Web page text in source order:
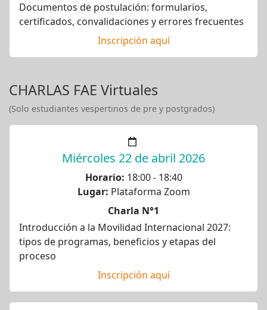
Documentos de postulación: formularios,
certificados, convalidaciones y errores frecuentes
Inscripción aquí
CHARLAS FAE Virtuales
(Solo estudiantes vespertinos de pre y postgrados)
Miércoles 22 de abril 2026
Horario: 18:00 - 18:40
Lugar: Plataforma Zoom
Charla N°1
Introducción a la Movilidad Internacional 2027:
tipos de programas, beneficios y etapas del
proceso
Inscripción aquí